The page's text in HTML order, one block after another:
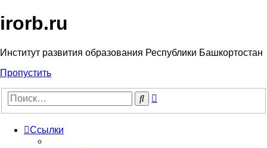
irorb.ru
Институт развития образования Республики Башкортостан
Пропустить
Поиск
Ссылки